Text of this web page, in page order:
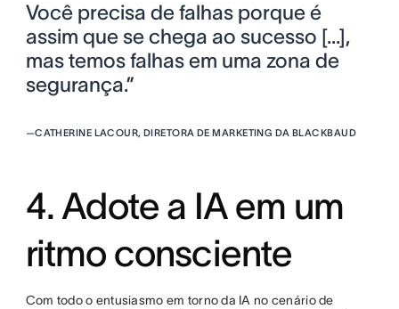
Você precisa de falhas porque é
assim que se chega ao sucesso [...],
mas temos falhas em uma zona de
segurança.”
—CATHERINE LACOUR, DIRETORA DE MARKETING DA BLACKBAUD
4. Adote a IA em um
ritmo consciente
Com todo o entusiasmo em torno da IA no cenário de